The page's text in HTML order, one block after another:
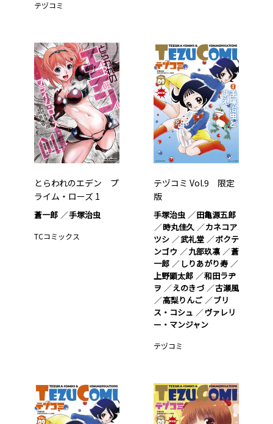
テヅコミ
とらわれのエデン プ
ライム・ローズ 1
蒼一郎 手塚治虫
TCコミックス
テヅコミ Vol.9 限定
版
手塚治虫
田亀源五郎
時丸佳久
カネコア
ツシ
武礼堂
ボクテ
ンゴウ
九部玖凛
蒼
一郎
しりあがり寿
上野顕太郎
和田ラヂ
ヲ
えのきづ
古瀬風
高梨りんご
ブリ
ス・コシュ
ヴァレリ
ー・マンジャン
テヅコミ